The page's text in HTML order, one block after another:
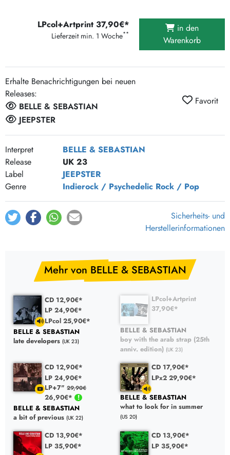
LPcol+Artprint 37,90€*
Lieferzeit min. 1 Woche**
in den
Warenkorb
Erhalte Benachrichtigungen bei neuen
Releases:
BELLE & SEBASTIAN
JEEPSTER
Favorit
Interpret
BELLE & SEBASTIAN
Release
UK 23
Label
JEEPSTER
Genre
Indierock / Psychedelic Rock / Pop
Sicherheits- und
Herstellerinformationen
Mehr von BELLE & SEBASTIAN
CD 12,90€*
LP 24,90€*
LPcol 25,90€*
BELLE & SEBASTIAN
late developers (UK 23)
LPcol+Artprint
37,90€*
BELLE & SEBASTIAN
boy with the arab strap (25th
anniv. edition) (UK 23)
CD 12,90€*
LP 24,90€*
LP+7"29,90€
26,90€*
BELLE & SEBASTIAN
a bit of previous (UK 22)
CD 17,90€*
LPx2 29,90€*
BELLE & SEBASTIAN
what to look for in summer
(US 20)
CD 13,90€*
LP 35,90€*
CD 13,90€*
LP 35,90€*